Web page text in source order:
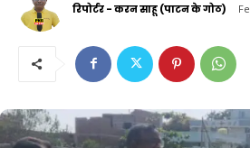
रिपोर्टर - करन साहू (पाटन के गोठ)